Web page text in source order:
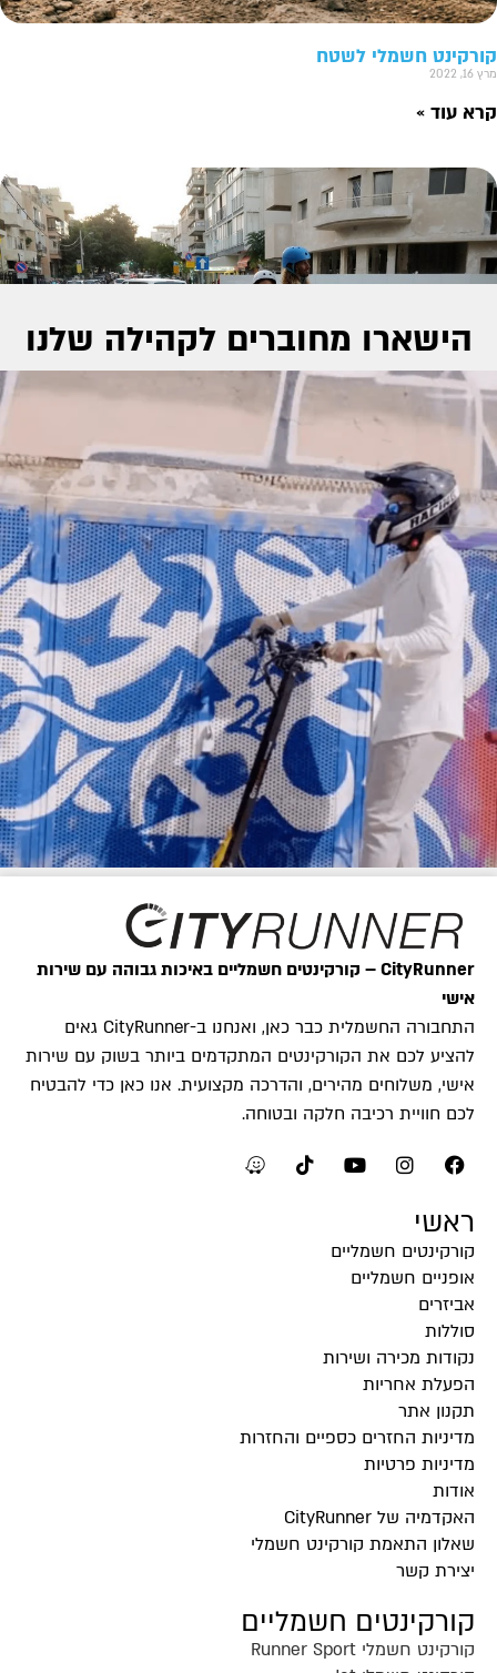
קורקינט חשמלי לשטח
מרץ 16, 2022
קרא עוד »
מה הבדלים בין קורקינט חשמלי קטן לגדול?
מרץ 16, 2022
קרא עוד »
הישארו מחוברים לקהילה שלנו
CityRunner – קורקינטים חשמליים באיכות גבוהה עם שירות
אישי
התחבורה החשמלית כבר כאן, ואנחנו ב-CityRunner גאים
להציע לכם את הקורקינטים המתקדמים ביותר בשוק עם שירות
אישי, משלוחים מהירים, והדרכה מקצועית. אנו כאן כדי להבטיח
לכם חוויית רכיבה חלקה ובטוחה.
ראשי
קורקינטים חשמליים
אופניים חשמליים
אביזרים
סוללות
נקודות מכירה ושירות
הפעלת אחריות
תקנון אתר
מדיניות החזרים כספיים והחזרות
מדיניות פרטיות
אודות
האקדמיה של CityRunner
שאלון התאמת קורקינט חשמלי
יצירת קשר
קורקינטים חשמליים
קורקינט חשמלי Runner Sport